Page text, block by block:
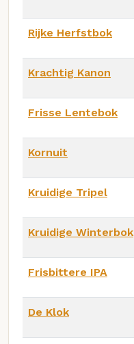
Rijke Herfstbok
Krachtig Kanon
Frisse Lentebok
Kornuit
Kruidige Tripel
Kruidige Winterbok
Frisbittere IPA
De Klok